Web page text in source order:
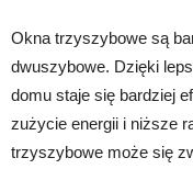
Okna trzyszybowe są
dwuszybowe. Dzięki
domu staje się bardziej
zużycie energii i niższe
trzyszybowe może się